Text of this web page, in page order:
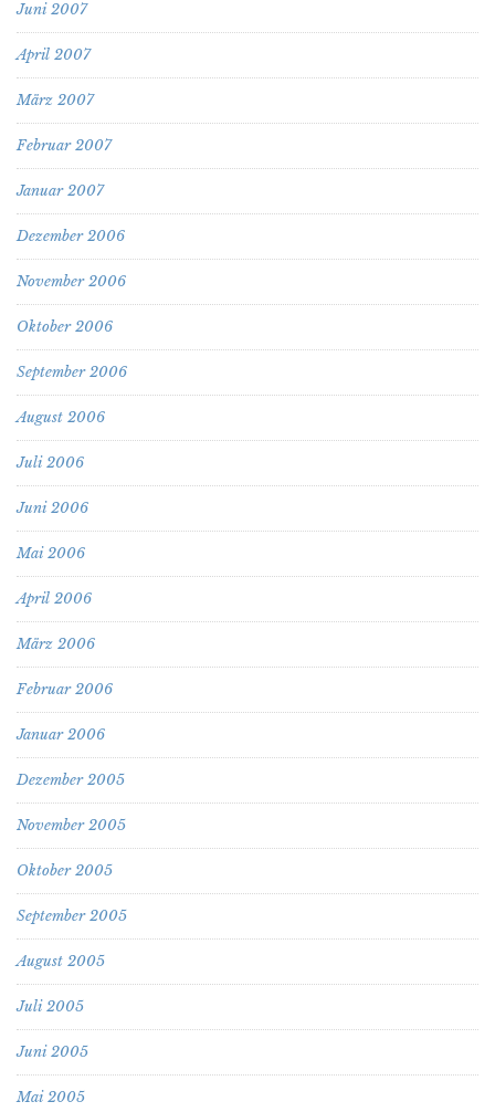
Juni 2007
April 2007
März 2007
Februar 2007
Januar 2007
Dezember 2006
November 2006
Oktober 2006
September 2006
August 2006
Juli 2006
Juni 2006
Mai 2006
April 2006
März 2006
Februar 2006
Januar 2006
Dezember 2005
November 2005
Oktober 2005
September 2005
August 2005
Juli 2005
Juni 2005
Mai 2005